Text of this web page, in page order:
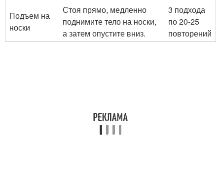
Подъем на
носки
Стоя прямо, медленно
поднимите тело на носки,
а затем опустите вниз.
3 подхода
по 20-25
повторений